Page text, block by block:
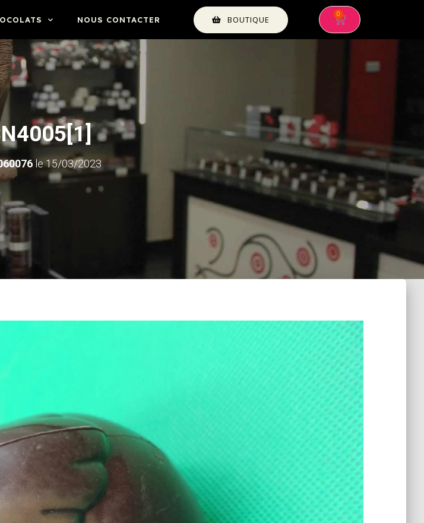
NOUS CONTACTER BOUTIQUE
le15/03/2023